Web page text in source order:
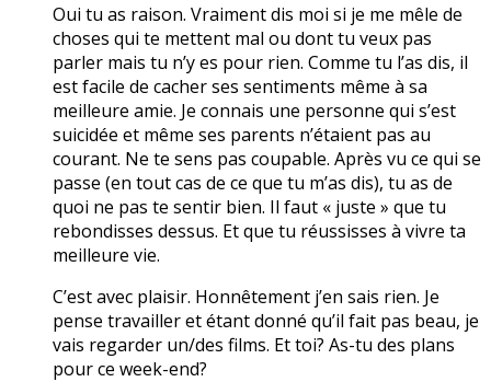
Oui tu as raison. Vraiment dis moi si je me mêle de
choses qui te mettent mal ou dont tu veux pas
parler mais tu n’y es pour rien. Comme tu l’as dis, il
est facile de cacher ses sentiments même à sa
meilleure amie. Je connais une personne qui s’est
suicidée et même ses parents n’étaient pas au
courant. Ne te sens pas coupable. Après vu ce qui se
passe (en tout cas de ce que tu m’as dis), tu as de
quoi ne pas te sentir bien. Il faut « juste » que tu
rebondisses dessus. Et que tu réussisses à vivre ta
meilleure vie.
C’est avec plaisir. Honnêtement j’en sais rien. Je
pense travailler et étant donné qu’il fait pas beau, je
vais regarder un/des films. Et toi? As-tu des plans
pour ce week-end?